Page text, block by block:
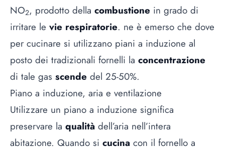
NO2, prodotto della combustione in grado di
irritare le vie respiratorie. ne è emerso che dove
per cucinare si utilizzano piani a induzione al
posto dei tradizionali fornelli la concentrazione
di tale gas scende del 25-50%.
Piano a induzione, aria e ventilazione
Utilizzare un piano a induzione significa
preservare la qualità dell’aria nell’intera
abitazione. Quando si cucina con il fornello a